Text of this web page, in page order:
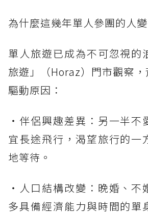
為什麼這幾年單人參團的人
單人旅遊已成為不可忽視的
旅遊」（Horaz）門市觀察
驅動原因：
・伴侶興趣差異：另一半不
宜長途飛行，渴望旅行的一
地等待。
・人口結構改變：晚婚、不
多具備經濟能力與時間的單